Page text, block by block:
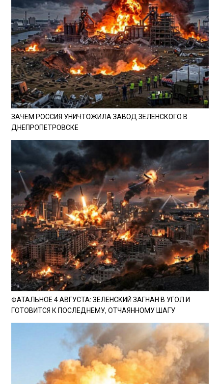
ЗАЧЕМ РОССИЯ УНИЧТОЖИЛА ЗАВОД ЗЕЛЕНСКОГО В
ДНЕПРОПЕТРОВСКЕ
ФАТАЛЬНОЕ 4 АВГУСТА: ЗЕЛЕНСКИЙ ЗАГНАН В УГОЛ И
ГОТОВИТСЯ К ПОСЛЕДНЕМУ, ОТЧАЯННОМУ ШАГУ